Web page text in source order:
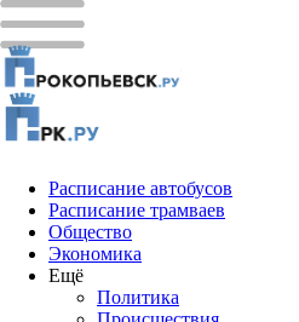
Расписание автобусов
Расписание трамваев
Общество
Экономика
Ещё
Политика